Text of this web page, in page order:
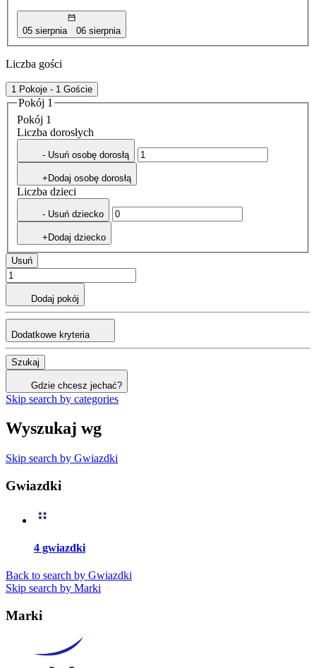
05 sierpnia 06 sierpnia
Liczba gości
1 Pokoje - 1 Goście
Pokój 1
Pokój 1
Liczba dorosłych
- Usuń osobę dorosłą
+Dodaj osobę dorosłą
Liczba dzieci
- Usuń dziecko
+Dodaj dziecko
Usuń
Dodaj pokój
Dodatkowe kryteria
Szukaj
Gdzie chcesz jechać?
Skip search by categories
Wyszukaj wg
Skip search by Gwiazdki
Gwiazdki
4 gwiazdki
Back to search by Gwiazdki
Skip search by Marki
Marki